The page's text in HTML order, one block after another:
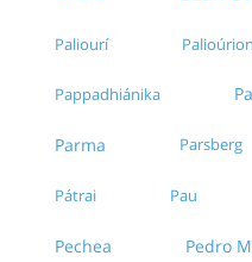
Paliourí Palioúrion
Pappadhiánika
Parma Parsberg
Pátrai Pau
Pechea Pedro